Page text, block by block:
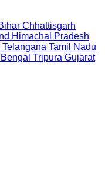
Chhattisgarh
Himachal Pradesh
Telangana Tamil Nadu
Tripura Gujarat